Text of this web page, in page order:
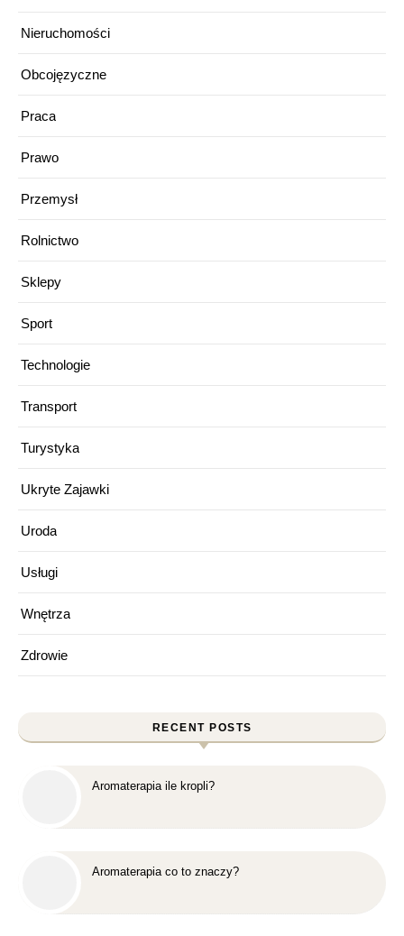
Nieruchomości
Obcojęzyczne
Praca
Prawo
Przemysł
Rolnictwo
Sklepy
Sport
Technologie
Transport
Turystyka
Ukryte Zajawki
Uroda
Usługi
Wnętrza
Zdrowie
RECENT POSTS
Aromaterapia ile kropli?
Aromaterapia co to znaczy?